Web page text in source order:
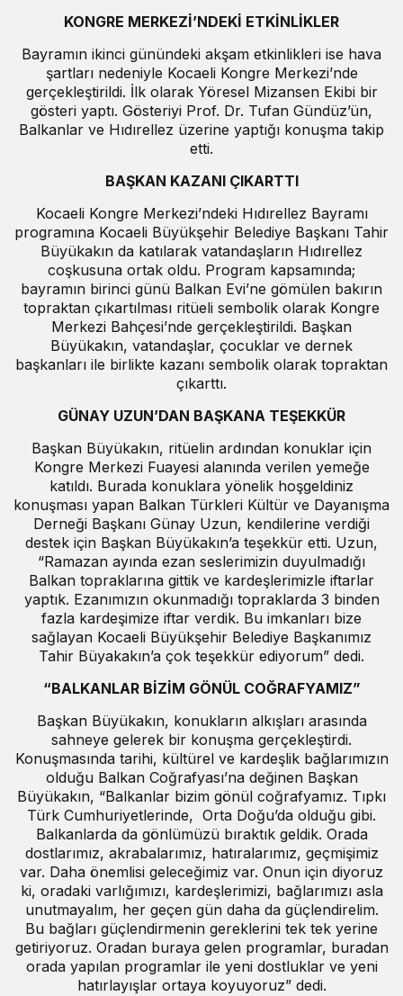
KONGRE MERKEZİ’NDEKİ ETKİNLİKLER
Bayramın ikinci günündeki akşam etkinlikleri ise hava
şartları nedeniyle Kocaeli Kongre Merkezi’nde
gerçekleştirildi. İlk olarak Yöresel Mizansen Ekibi bir
gösteri yaptı. Gösteriyi Prof. Dr. Tufan Gündüz’ün,
Balkanlar ve Hıdırellez üzerine yaptığı konuşma takip
etti.
BAŞKAN KAZANI ÇIKARTTI
Kocaeli Kongre Merkezi’ndeki Hıdırellez Bayramı
programına Kocaeli Büyükşehir Belediye Başkanı Tahir
Büyükakın da katılarak vatandaşların Hıdırellez
coşkusuna ortak oldu. Program kapsamında;
bayramın birinci günü Balkan Evi’ne gömülen bakırın
topraktan çıkartılması ritüeli sembolik olarak Kongre
Merkezi Bahçesi’nde gerçekleştirildi. Başkan
Büyükakın, vatandaşlar, çocuklar ve dernek
başkanları ile birlikte kazanı sembolik olarak topraktan
çıkarttı.
GÜNAY UZUN’DAN BAŞKANA TEŞEKKÜR
Başkan Büyükakın, ritüelin ardından konuklar için
Kongre Merkezi Fuayesi alanında verilen yemeğe
katıldı. Burada konuklara yönelik hoşgeldiniz
konuşması yapan Balkan Türkleri Kültür ve Dayanışma
Derneği Başkanı Günay Uzun, kendilerine verdiği
destek için Başkan Büyükakın’a teşekkür etti. Uzun,
“Ramazan ayında ezan seslerimizin duyulmadığı
Balkan topraklarına gittik ve kardeşlerimizle iftarlar
yaptık. Ezanımızın okunmadığı topraklarda 3 binden
fazla kardeşimize iftar verdik. Bu imkanları bize
sağlayan Kocaeli Büyükşehir Belediye Başkanımız
Tahir Büyakakın’a çok teşekkür ediyorum” dedi.
“BALKANLAR BİZİM GÖNÜL COĞRAFYAMIZ”
Başkan Büyükakın, konukların alkışları arasında
sahneye gelerek bir konuşma gerçekleştirdi.
Konuşmasında tarihi, kültürel ve kardeşlik bağlarımızın
olduğu Balkan Coğrafyası’na değinen Başkan
Büyükakın, “Balkanlar bizim gönül coğrafyamız. Tıpkı
Türk Cumhuriyetlerinde, Orta Doğu’da olduğu gibi.
Balkanlarda da gönlümüzü bıraktık geldik. Orada
dostlarımız, akrabalarımız, hatıralarımız, geçmişimiz
var. Daha önemlisi geleceğimiz var. Onun için diyoruz
ki, oradaki varlığımızı, kardeşlerimizi, bağlarımızı asla
unutmayalım, her geçen gün daha da güçlendirelim.
Bu bağları güçlendirmenin gereklerini tek tek yerine
getiriyoruz. Oradan buraya gelen programlar, buradan
orada yapılan programlar ile yeni dostluklar ve yeni
hatırlayışlar ortaya koyuyoruz” dedi.